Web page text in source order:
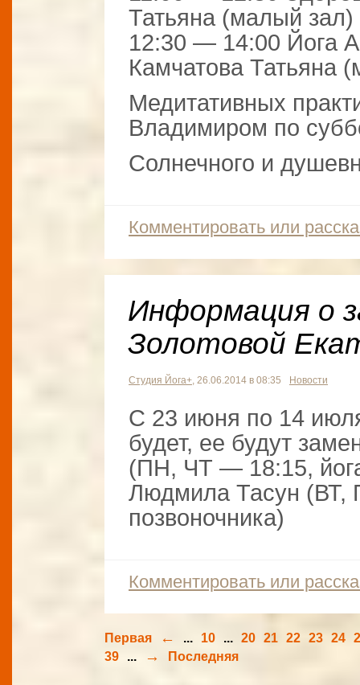
Татьяна (малый зал)
12:30 — 14:00 Йога
Камчатова Татьяна
Медитативных
Владимиром по
Солнечного и
Комментировать или
Информация о
Золотовой
Студия Йога+, 26.06.2014 в 08:35 Новости
C 23 июня по 14
будет, ее будут
(ПН, ЧТ — 18:15,
Людмила Тасун (ВТ,
позвоночника)
Комментировать или
Первая ← ... 10 ... 20 21 22 23 24
39
... → Последняя